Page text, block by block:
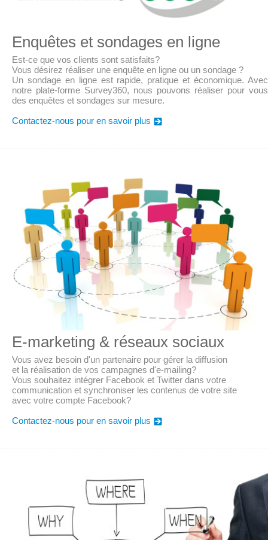
Enquêtes et sondages en ligne
Est-ce que vos clients sont satisfaits?
Vous désirez réaliser une enquête en ligne ou un sondage ?
Un sondage en ligne est rapide, pratique et économique. Avec
notre plate-forme Survey360, nous pouvons réaliser pour vous
des enquêtes et sondages sur mesure.
Contactez-nous pour en savoir plus
E-marketing & réseaux sociaux
Vous avez besoin d'un partenaire pour gérer la diffusion
et la réalisation de vos campagnes d'e-mailing?
Vous souhaitez intégrer Facebook et Twitter dans votre
communication et synchroniser les contenus de votre site
avec votre compte Facebook?
Contactez-nous pour en savoir plus